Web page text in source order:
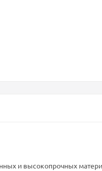
и высокопрочных